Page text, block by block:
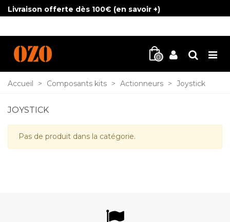
Livraison offerte dès 100€ (en savoir +)
0
Accueil > Composants kits > Actionneurs > Joystick
JOYSTICK
Pas de produit dans la catégorie.